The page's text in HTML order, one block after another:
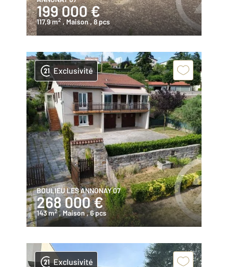
199 000 €
117,9 m2 , Maison, 8 pcs
Exclusivité
BOULIEU LES ANNONAY 07
268 000 €
143 m2 , Maison, 6 pcs
Exclusivité